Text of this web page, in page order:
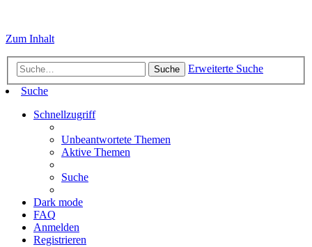
Zum Inhalt
Suche
Erweiterte Suche
Suche
Schnellzugriff
Unbeantwortete Themen
Aktive Themen
Suche
Dark mode
FAQ
Anmelden
Registrieren